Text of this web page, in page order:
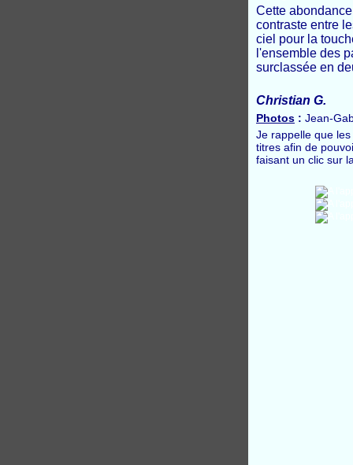
Cette
contraste entre
ciel pour la
l'ensemble des
surclassée en
Christian G.
Photos : Jean-
Je rappelle que
titres afin de
faisant un clic sur